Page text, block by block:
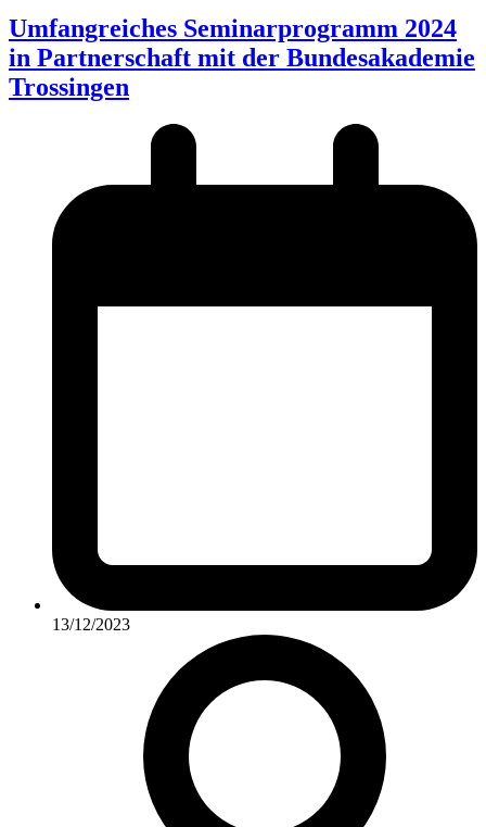
Umfangreiches Seminarprogramm 2024
in Partnerschaft mit der Bundesakademie
Trossingen
13/12/2023